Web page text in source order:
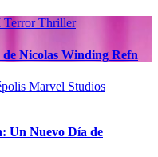
TerrorThriller
Nicolas Winding Refn
Marvel Studios
Un Nuevo Día de